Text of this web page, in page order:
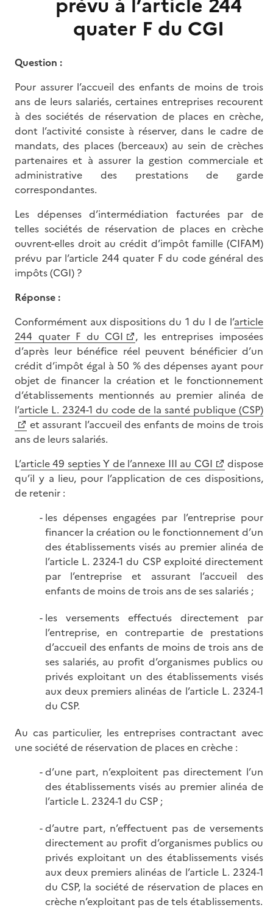
quater F du CGI
Question :
Pour assurer l’accueil des enfants de moins de trois
ans de leurs salariés, certaines entreprises recourent
à des sociétés de réservation de places en crèche,
dont l’activité consiste à réserver, dans le cadre de
mandats, des places (berceaux) au sein de crèches
partenaires et à assurer la gestion commerciale et
administrative des prestations de garde
correspondantes.
Les dépenses d’intermédiation facturées par de
telles sociétés de réservation de places en crèche
ouvrent-elles droit au crédit d’impôt famille (CIFAM)
prévu par l’article 244 quater F du code général des
impôts (CGI) ?
Réponse :
Conformément aux dispositions du 1 du I de l’article
244 quater F du CGI
, les entreprises imposées
d’après leur bénéfice réel peuvent bénéficier d’un
crédit d’impôt égal à 50 % des dépenses ayant pour
objet de financer la création et le fonctionnement
d’établissements mentionnés au premier alinéa de
l’article L. 2324-1 du code de la santé publique (CSP)
et assurant l’accueil des enfants de moins de trois
ans de leurs salariés.
L’article 49 septies Y de l’annexe III au CGI
dispose
qu’il y a lieu, pour l’application de ces dispositions,
de retenir :
les dépenses engagées par l’entreprise pour
financer la création ou le fonctionnement d’un
des établissements visés au premier alinéa de
l’article L. 2324-1 du CSP exploité directement
par l’entreprise et assurant l’accueil des
enfants de moins de trois ans de ses salariés ;
les versements effectués directement par
l’entreprise, en contrepartie de prestations
d’accueil des enfants de moins de trois ans de
ses salariés, au profit d’organismes publics ou
privés exploitant un des établissements visés
aux deux premiers alinéas de l’article L. 2324-1
du CSP.
Au cas particulier, les entreprises contractant avec
une société de réservation de places en crèche :
d’une part, n’exploitent pas directement l’un
des établissements visés au premier alinéa de
l’article L. 2324-1 du CSP ;
d’autre part, n’effectuent pas de versements
directement au profit d’organismes publics ou
privés exploitant un des établissements visés
aux deux premiers alinéas de l’article L. 2324-1
du CSP, la société de réservation de places en
crèche n’exploitant pas de tels établissements.